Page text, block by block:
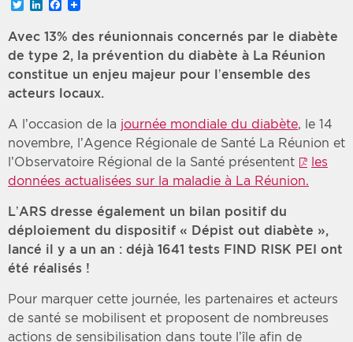
TwitterLinkedInFacebook
Avec 13% des réunionnais concernés par le diabète
de type 2, la prévention du diabète à La Réunion
constitue un enjeu majeur pour l’ensemble des
acteurs locaux.
A l’occasion de la journée mondiale du diabète, le 14
novembre, l’Agence Régionale de Santé La Réunion et
l’Observatoire Régional de la Santé présentent
les
données actualisées sur la maladie à La Réunion.
L’ARS dresse également un bilan positif du
déploiement du dispositif « Dépist out diabète »,
lancé il y a un an : déjà 1641 tests FIND RISK PEI ont
été réalisés !
Pour marquer cette journée, les partenaires et acteurs
de santé se mobilisent et proposent de nombreuses
actions de sensibilisation dans toute l’île afin de